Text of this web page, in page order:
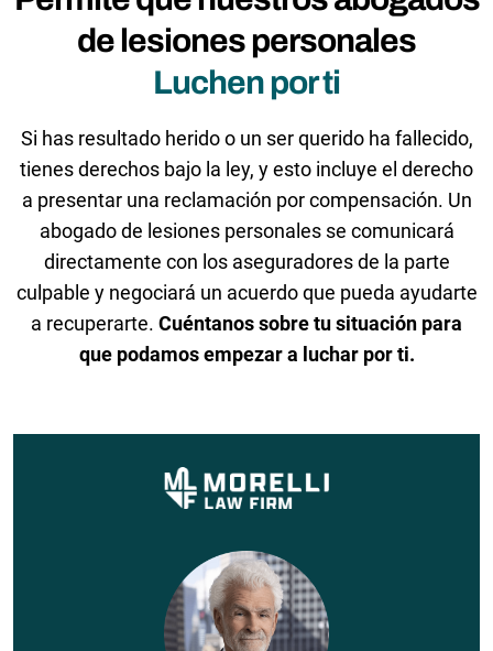
de lesiones personales
Luchen por ti
Si has resultado herido o un ser querido ha fallecido,
tienes derechos bajo la ley, y esto incluye el derecho
a presentar una reclamación por compensación. Un
abogado de lesiones personales se comunicará
directamente con los aseguradores de la parte
culpable y negociará un acuerdo que pueda ayudarte
a recuperarte. Cuéntanos sobre tu situación para
que podamos empezar a luchar por ti.